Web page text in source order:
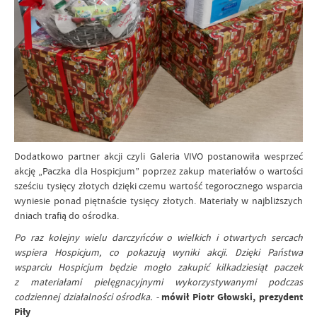
Dodatkowo partner akcji czyli Galeria VIVO postanowiła wesprzeć
akcję „Paczka dla Hospicjum” poprzez zakup materiałów o wartości
sześciu tysięcy złotych dzięki czemu wartość tegorocznego wsparcia
wyniesie ponad piętnaście tysięcy złotych. Materiały w najbliższych
dniach trafią do ośrodka.
Po raz kolejny wielu darczyńców o wielkich i otwartych sercach
wspiera Hospicjum, co pokazują wyniki akcji. Dzięki Państwa
wsparciu Hospicjum będzie mogło zakupić kilkadziesiąt paczek
z materiałami pielęgnacyjnymi wykorzystywanymi podczas
codziennej działalności ośrodka. - mówił Piotr Głowski, prezydent
Piły